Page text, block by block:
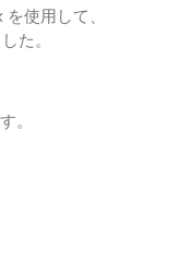
使用して、
た。
。